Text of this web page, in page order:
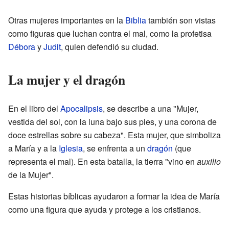
Otras mujeres importantes en la Bibliatambién son vistas
como figuras que luchan contra el mal, como la profetisa
DéborayJudit, quien defendió su ciudad.
La mujer y el dragón
En el libro del Apocalipsis, se describe a una "Mujer,
vestida del sol, con la luna bajo sus pies, y una corona de
doce estrellas sobre su cabeza". Esta mujer, que simboliza
a María y a la Iglesia, se enfrenta a un dragón (que
representa el mal). En esta batalla, la tierra "vino en auxilio
de la Mujer".
Estas historias bíblicas ayudaron a formar la idea de María
como una figura que ayuda y protege a los cristianos.